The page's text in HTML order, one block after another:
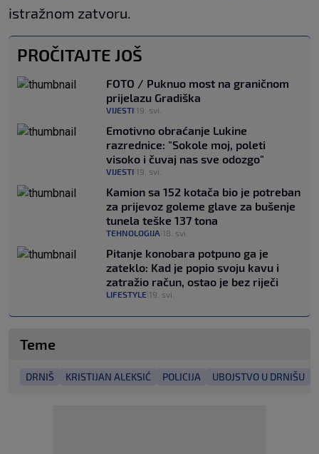
istražnom zatvoru.
PROČITAJTE JOŠ
FOTO / Puknuo most na graničnom
prijelazu Gradiška
VIJESTI 19. svi.
Emotivno obraćanje Lukine
razrednice: "Sokole moj, poleti
visoko i čuvaj nas sve odozgo"
VIJESTI 19. svi.
Kamion sa 152 kotača bio je potreban
za prijevoz goleme glave za bušenje
tunela teške 137 tona
TEHNOLOGIJA 18. svi.
Pitanje konobara potpuno ga je
zateklo: Kad je popio svoju kavu i
zatražio račun, ostao je bez riječi
LIFESTYLE 19. svi.
Teme
DRNIŠ KRISTIJAN ALEKSIĆ POLICIJA UBOJSTVO U DRNIŠU